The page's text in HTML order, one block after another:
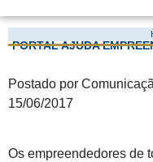
PORTAL AJUDA
Postado por
15/06/2017
Os empreendedores de